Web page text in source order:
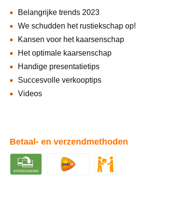
Belangrijke trends 2023
We schudden het rustiekschap op!
Kansen voor het kaarsenschap
Het optimale kaarsenschap
Handige presentatietips
Succesvolle verkooptips
Videos
Betaal- en verzendmethoden